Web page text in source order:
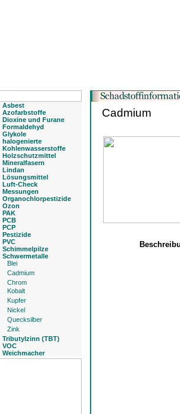
Asbest
Azofarbstoffe
Dioxine und Furane
Formaldehyd
Glykole
halogenierte
Kohlenwasserstoffe
Holzschutzmittel
Mineralfasern
Lindan
Lösungsmittel
Luft-Check
Messungen
Organochlorpestizide
Ozon
PAK
PCB
PCP
Pestizide
PVC
Schimmelpilze
Schwermetalle
Blei
Cadmium
Chrom
Kobalt
Kupfer
Nickel
Quecksilber
Zink
Tributylzinn (TBT)
VOC
Weichmacher
Cadmium